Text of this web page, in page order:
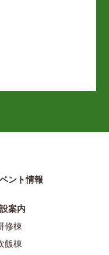
ント情報
案内
修棟
飯棟